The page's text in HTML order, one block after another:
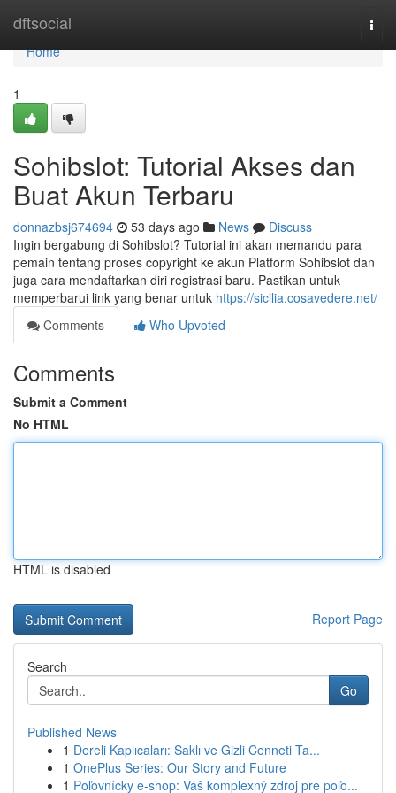
dftsocial
Home
Home
1
Sohibslot: Tutorial Akses dan
Buat Akun Terbaru
donnazbsj674694 53 days ago News
Discuss
Ingin bergabung di Sohibslot? Tutorial ini akan memandu para
pemain tentang proses copyright ke akun Platform Sohibslot dan
juga cara mendaftarkan diri registrasi baru. Pastikan untuk
memperbarui link yang benar untuk https://sicilia.cosavedere.net/
Comments
Who Upvoted
Comments
Submit a Comment
No HTML
HTML is disabled
Report Page
Search
Go
Published News
1 Dereli Kaplıcaları: Saklı ve Gizli Cenneti Ta...
1 OnePlus Series: Our Story and Future
1 Poľovnícky e-shop: Váš komplexný zdroj pre poľo...